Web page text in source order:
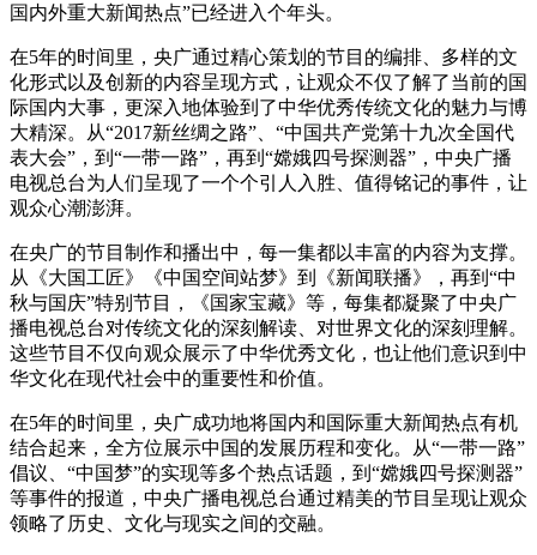
国内外重大新闻热点”已经进入个年头。
在5年的时间里，央广通过精心策划的节目的编排、多样的文
化形式以及创新的内容呈现方式，让观众不仅了解了当前的国
际国内大事，更深入地体验到了中华优秀传统文化的魅力与博
大精深。从“2017新丝绸之路”、“中国共产党第十九次全国代
表大会”，到“一带一路”，再到“嫦娥四号探测器”，中央广播
电视总台为人们呈现了一个个引人入胜、值得铭记的事件，让
观众心潮澎湃。
在央广的节目制作和播出中，每一集都以丰富的内容为支撑。
从《大国工匠》《中国空间站梦》到《新闻联播》，再到“中
秋与国庆”特别节目，《国家宝藏》等，每集都凝聚了中央广
播电视总台对传统文化的深刻解读、对世界文化的深刻理解。
这些节目不仅向观众展示了中华优秀文化，也让他们意识到中
华文化在现代社会中的重要性和价值。
在5年的时间里，央广成功地将国内和国际重大新闻热点有机
结合起来，全方位展示中国的发展历程和变化。从“一带一路”
倡议、“中国梦”的实现等多个热点话题，到“嫦娥四号探测器”
等事件的报道，中央广播电视总台通过精美的节目呈现让观众
领略了历史、文化与现实之间的交融。